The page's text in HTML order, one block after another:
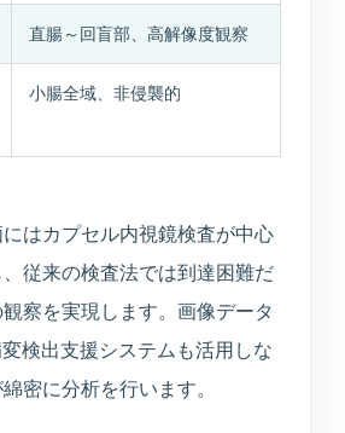
直腸～回盲部、高解像度観察
小腸全域、非侵襲的
はカプセル内視鏡検査が中心
従来の検査法では到達困難だ
察を実現します。画像データ
検出支援システムも活用しな
密に分析を行います。